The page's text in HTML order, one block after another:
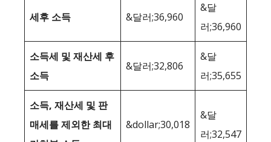
세후 소득 &달러;36,960
&달
러;36,960
소득세 및 재산세 후
소득
&달러;32,806
&달
러;35,655
소득, 재산세 및 판
매세를 제외한 최대
&dollar;30,018
&달
러;32,547